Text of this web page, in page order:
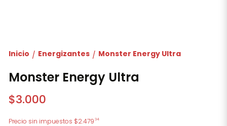
Inicio / Energizantes / Monster Energy Ultra
Monster Energy Ultra
$3.000
Precio sin impuestos $2.47934